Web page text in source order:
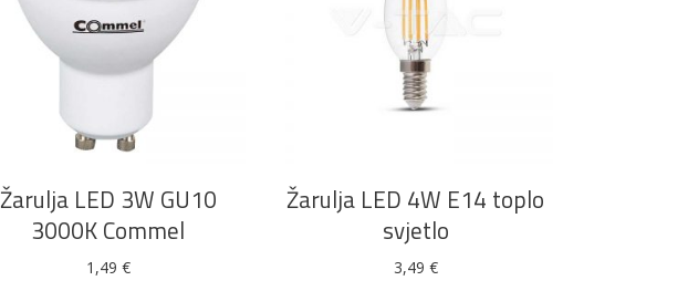
DODAJ U KOŠARICU
Žarulja LED 3W GU10
3000K Commel
1,49 €
DODAJ U KOŠARICU
Žarulja LED 4W E14 toplo
svjetlo
3,49 €